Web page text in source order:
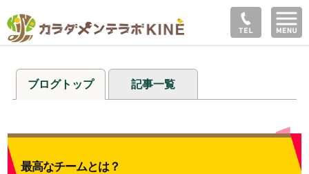
ブログトップ 記事一覧
最高なチームとは？